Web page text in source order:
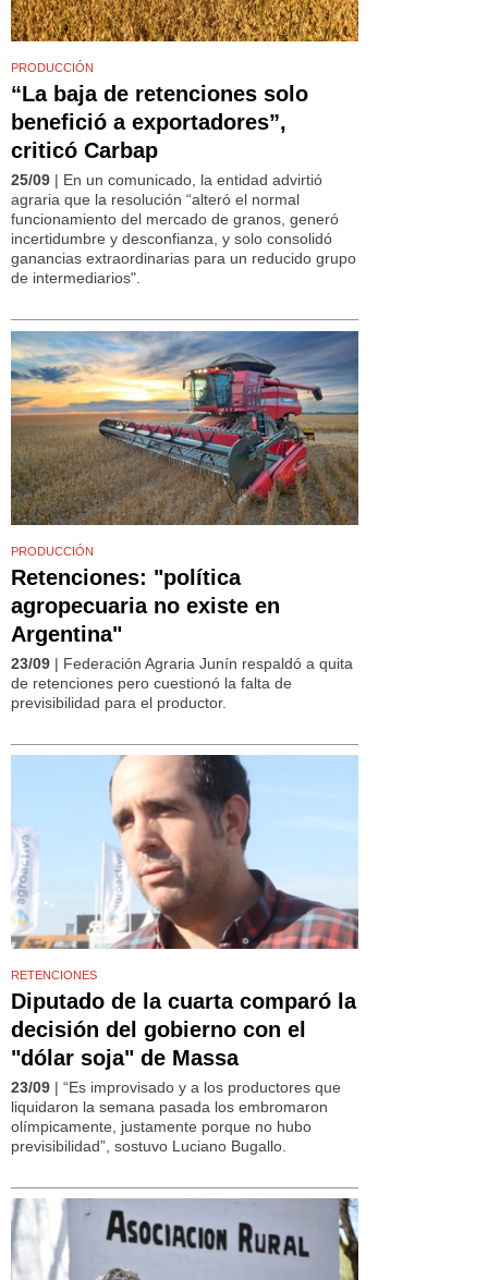
PRODUCCIÓN
“La baja de retenciones solo
benefició a exportadores”,
criticó Carbap
25/09 | En un comunicado, la entidad advirtió
agraria que la resolución “alteró el normal
funcionamiento del mercado de granos, generó
incertidumbre y desconfianza, y solo consolidó
ganancias extraordinarias para un reducido grupo
de intermediarios".
PRODUCCIÓN
Retenciones: "política
agropecuaria no existe en
Argentina"
23/09 | Federación Agraria Junín respaldó a quita
de retenciones pero cuestionó la falta de
previsibilidad para el productor.
RETENCIONES
Diputado de la cuarta comparó la
decisión del gobierno con el
"dólar soja" de Massa
23/09 | “Es improvisado y a los productores que
liquidaron la semana pasada los embromaron
olímpicamente, justamente porque no hubo
previsibilidad”, sostuvo Luciano Bugallo.